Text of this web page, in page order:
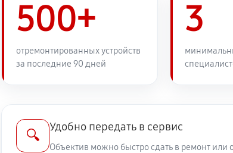
1040 руб 60 минут
1080 руб 60 минут
810 руб 60 минут
500+
отремонтированных устройств
за последние 90 дней
3
🔍
Удобно передать в сервис
Объектив можно быстро сдать в ремонт или